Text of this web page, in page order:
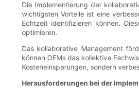
Die Implementierung der
wichtigsten Vorteile ist eine
Echtzeit identifizieren können.
optimieren.
Das kollaborative Management
können OEMs das kollektive
Kosteneinsparungen, sondern
Herausforderungen bei der